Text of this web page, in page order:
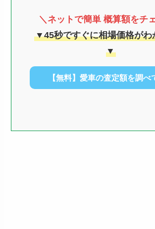
＼ネットで簡単 概算額をチ
▼45秒ですぐに相場価格がわ
▼
【無料】愛車の査定額を調べ